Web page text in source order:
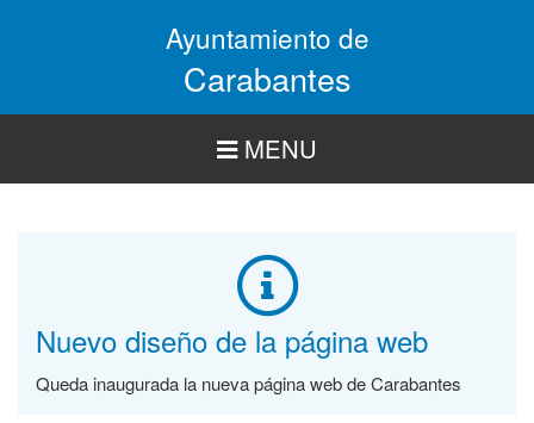
Ayuntamiento de
Carabantes
MENU
Nuevo diseño de la página web
Queda inaugurada la nueva página web de Carabantes